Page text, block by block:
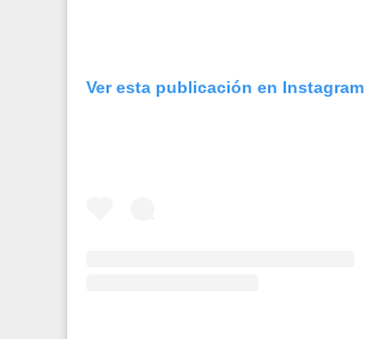
Ver esta publicación en Instagram